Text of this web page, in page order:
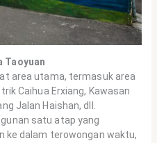
Taoyuan
area utama, termasuk area
Caihua Erxiang, Kawasan
Jalan Haishan, dll.
satu atap yang
ke dalam terowongan waktu,